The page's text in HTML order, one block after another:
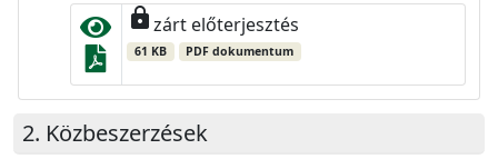
lockzárt előterjesztés
61 KB PDF dokumentum
Közbeszerzések